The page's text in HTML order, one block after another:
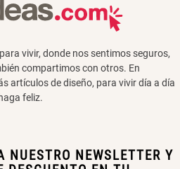
vivir, donde nos sentimos seguros,
compartimos con otros. En
artículos de diseño, para vivir día a día
feliz.
NUESTRO NEWSLETTER Y